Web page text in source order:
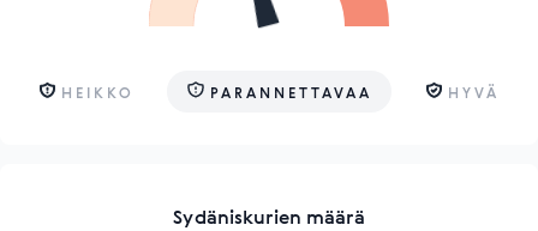
HEIKKO PARANNETTAVAA HYVÄ
Sydäniskurien määrä